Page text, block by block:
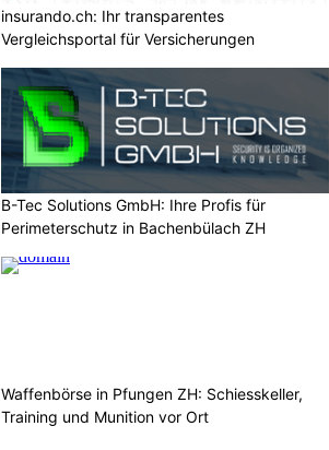
insurando.ch: Ihr transparentes
Vergleichsportal für Versicherungen
B-Tec Solutions GmbH: Ihre Profis für
Perimeterschutz in Bachenbülach ZH
Waffenbörse in Pfungen ZH: Schiesskeller,
Training und Munition vor Ort